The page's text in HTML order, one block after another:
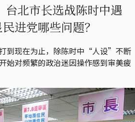
台北市长选战陈时中遇
进党哪些问题？
到现在为止，除陈时中“人设”不断
始对频繁的政治迷因操作感到审美疲